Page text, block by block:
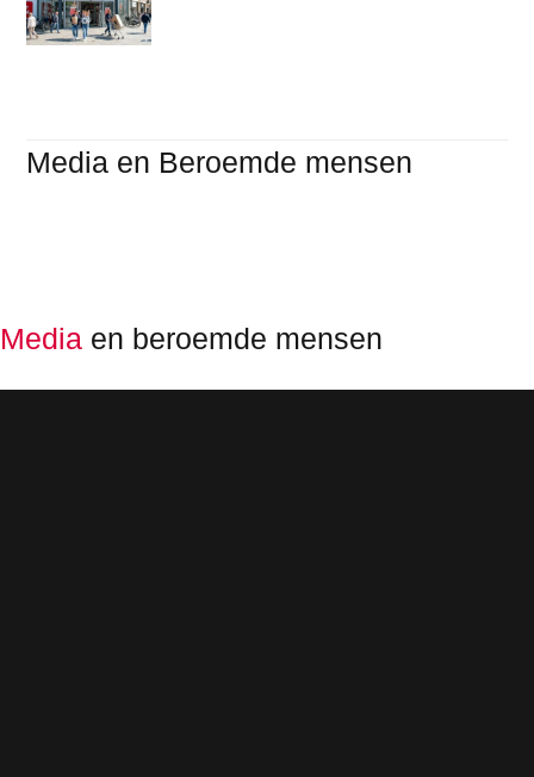
Media en Beroemde mensen
Media en beroemde mensen